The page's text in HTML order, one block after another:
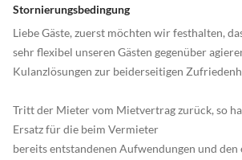
Stornierungsbedingung
Liebe Gäste, zuerst möchten wir festhalten,
sehr flexibel unseren Gästen gegenüber
Kulanzlösungen zur beiderseitigen
Tritt der Mieter vom Mietvertrag zurück, so
Ersatz für die beim Vermieter
bereits entstandenen Aufwendungen und den